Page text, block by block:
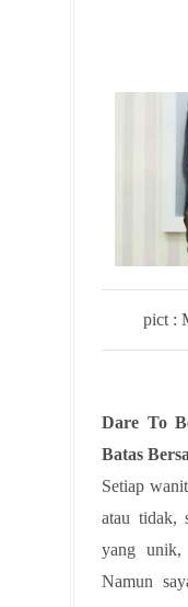
pict :
Dare To
Batas
Setiap
atau tidak,
yang unik,
Namun